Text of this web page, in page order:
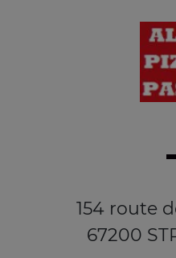
154 route
67200